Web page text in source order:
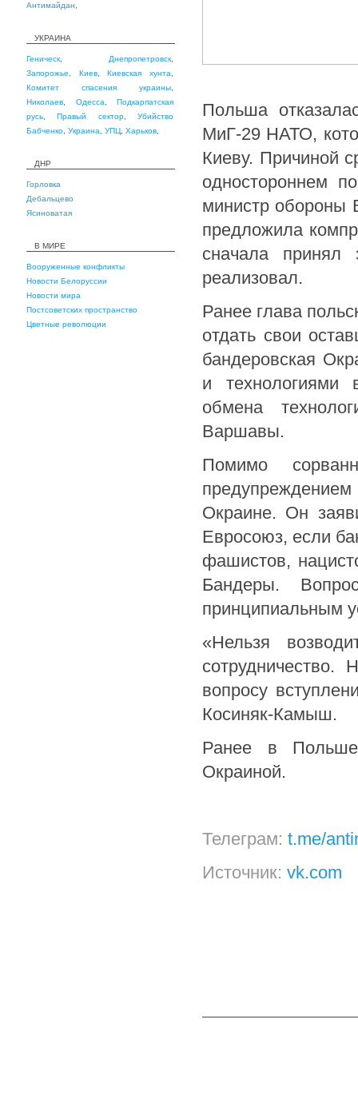
Антимайдан
УКРАИНА
Геническ Днепропетровск
Запорожье
Киев,Киевская хунта
Комитет спасения украины
Николаев
Одесса
Подкарпатская
русь ,Правый сектор,Убийство
Бабченко Украина УПЦ Харьков
ДНР
Горловка
Дебальцево
Ясиноватая
В МИРЕ
Вооруженные конфликты
Новости Белоруссии
Новости мира
Постсоветских пространство
Цветные революции
Польша
МиГ-29 НАТО,
Киеву. Причиной
одностороннем
министр обороны
предложила
сначала
реализовал.
Ранее глава
отдать свои
бандеровская
и технологиями
обмена
Варшавы.
Помимо
предупреждением
Окраине. Он
Евросоюз, если
фашистов,
Бандеры.
принципиальным
«Нельзя
сотрудничество.
вопросу
Косиняк-Камыш.
Ранее в Польше
Окраиной.
Телеграм: t.me/
Источник: vk.com